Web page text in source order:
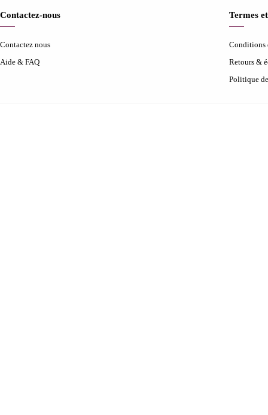
Contactez-nous
Contactez nous
Aide & FAQ
Termes
Conditions
Retours &
Politique